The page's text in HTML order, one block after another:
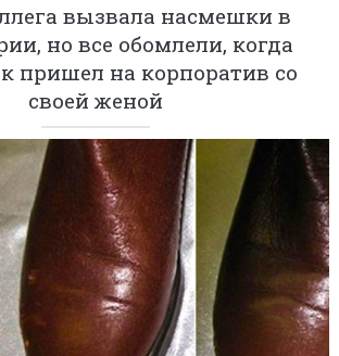
вызвала насмешки в
но все обомлели, когда
пришел на корпоратив со
своей женой